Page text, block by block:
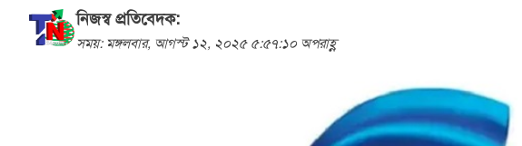
নিজস্ব প্রতিবেদক:
সময়: মঙ্গলবার, আগস্ট ১২, ২০২৫ ৫:৫৭:১০ অপরাহ্ণ